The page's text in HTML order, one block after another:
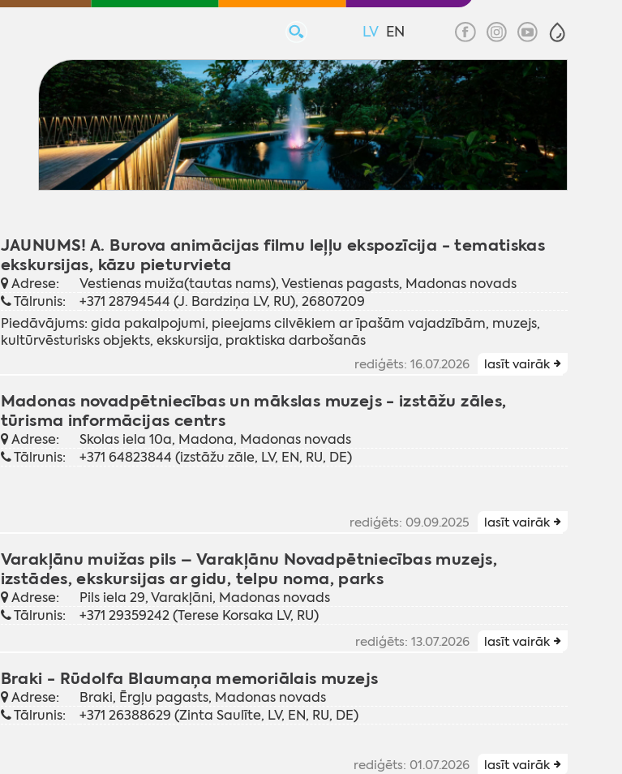
LV EN
JAUNUMS! A. Burova animācijas filmu leļļu ekspozīcija - tematiskas
ekskursijas, kāzu pieturvieta
Adrese:
Vestienas muiža(tautas nams), Vestienas pagasts, Madonas novads
Tālrunis:
+371 28794544 (J. Bardziņa LV, RU), 26807209
Piedāvājums: gida pakalpojumi, pieejams cilvēkiem ar īpašām vajadzībām, muzejs,
kultūrvēsturisks objekts, ekskursija, praktiska darbošanās
rediģēts: 16.07.2026 lasīt vairāk
Madonas novadpētniecības un mākslas muzejs - izstāžu zāles,
tūrisma informācijas centrs
Adrese:
Skolas iela 10a, Madona, Madonas novads
Tālrunis:
+371 64823844 (izstāžu zāle, LV, EN, RU, DE)
rediģēts: 09.09.2025 lasīt vairāk
Varakļānu muižas pils – Varakļānu Novadpētniecības muzejs,
izstādes, ekskursijas ar gidu, telpu noma, parks
Adrese:
Pils iela 29, Varakļāni, Madonas novads
Tālrunis:
+371 29359242 (Terese Korsaka LV, RU)
rediģēts: 13.07.2026 lasīt vairāk
Braki - Rūdolfa Blaumaņa memoriālais muzejs
Adrese:
Braki, Ērgļu pagasts, Madonas novads
Tālrunis:
+371 26388629 (Zinta Saulīte, LV, EN, RU, DE)
rediģēts: 01.07.2026 lasīt vairāk